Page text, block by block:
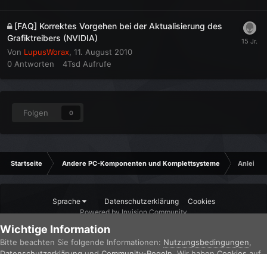
[FAQ] Korrektes Vorgehen bei der Aktualisierung des
Grafiktreibers (NVIDIA)
Von LupusWorax 11. August 2010
0 Antworten 4Tsd Aufrufe
Folgen 0
Startseite Andere PC-Komponenten und Komplettsysteme
Sprache Datenschutzerklärung
Cookies
Powered by Invision Community
Wichtige Information
Bitte beachten Sie folgende Informationen: Nutzungsbedingungen